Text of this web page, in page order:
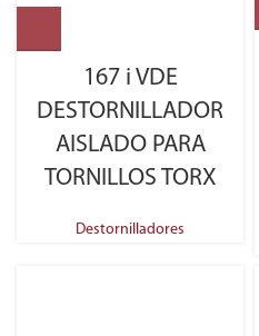
167 i VDE
DESTORNILLADOR
AISLADO PARA
TORNILLOS TORX
Destornilladores